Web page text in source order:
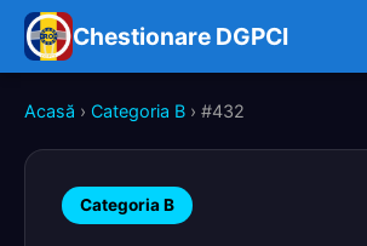
Chestionare DGPCI
Acasă › Categoria B › #432
Categoria B